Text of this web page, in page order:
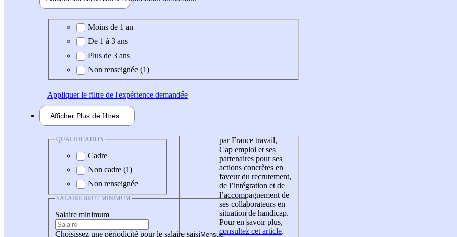
Expérience demandée
Moins de 1 an
De 1 à 3 ans
Plus de 3 ans
Non renseignée (1)
Appliquerle filtre de l'expérience demandée
Afficher Plus de filtres
QUALIFICATION
Cadre
Non cadre (1)
Non renseignée
SALAIRE BRUT MINIMUM
Salaire minimum
Choisissez une périodicité pour le salaire saisi
par France travail,
Cap emploi et ses
partenaires pour ses
actions concrètes en
faveur du recrutement,
de l’intégration et de
l’accompagnement de
ses collaborateurs en
situation de handicap.
Pour en savoir plus,
consultez cet article.